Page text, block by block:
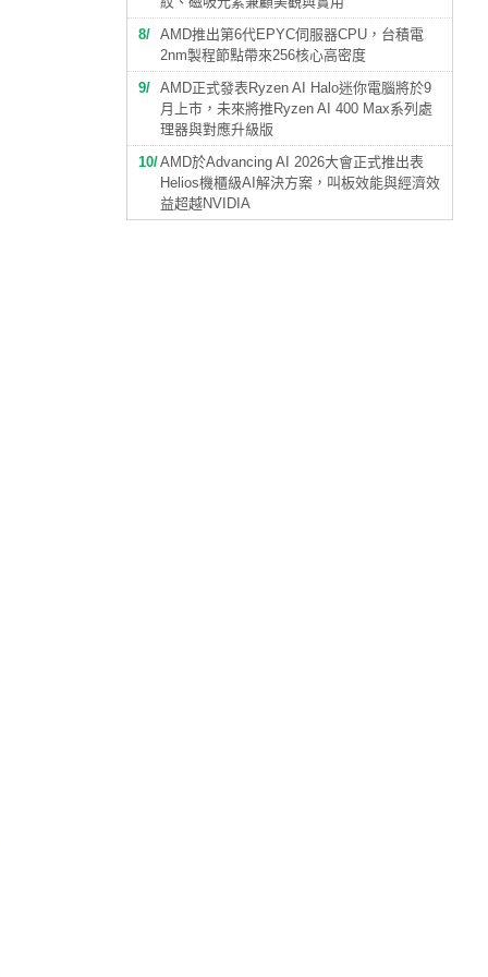
8
AMD推出第6代EPYC伺服器CPU，台積電
2nm製程節點帶來256核心高密度
9
AMD正式發表Ryzen AI Halo迷你電腦將於9
月上市，未來將推Ryzen AI 400 Max系列處
理器與對應升級版
10 AMD於Advancing AI 2026大會正式推出表
Helios機櫃級AI解決方案，叫板效能與經濟效
益超越NVIDIA